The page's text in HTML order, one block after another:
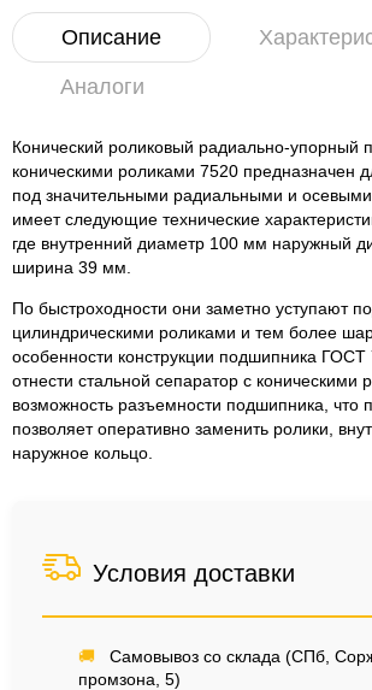
Описание
Аналоги
Конический роликовый радиально-упорный
коническими роликами 7520 предназначен
под значительными радиальными и
имеет следующие технические
где внутренний диаметр 100 мм наружный
ширина 39 мм.
По быстроходности они заметно уступают
цилиндрическими роликами и тем более
особенности конструкции подшипника
отнести стальной сепаратор с коническими
возможность разъемности подшипника, что
позволяет оперативно заменить ролики,
наружное кольцо.
Условия доставки
🚚
Самовывоз со склада (СПб,
промзона, 5)